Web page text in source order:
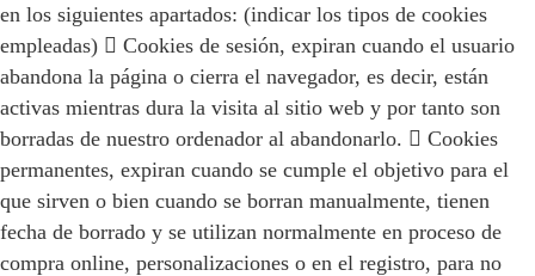
en los siguientes apartados: (indicar los tipos de cookies
empleadas)  Cookies de sesión, expiran cuando el usuario
abandona la página o cierra el navegador, es decir, están
activas mientras dura la visita al sitio web y por tanto son
borradas de nuestro ordenador al abandonarlo.  Cookies
permanentes, expiran cuando se cumple el objetivo para el
que sirven o bien cuando se borran manualmente, tienen
fecha de borrado y se utilizan normalmente en proceso de
compra online, personalizaciones o en el registro, para no